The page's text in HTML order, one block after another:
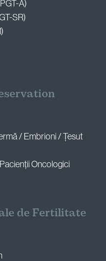
A)
SR)
/ Embrioni / Țesut
Oncologici
de Fertilitate